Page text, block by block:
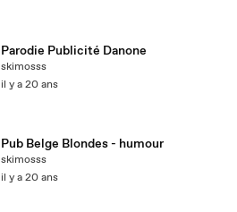
Parodie Publicité Danone
skimosss
il y a 20 ans
Pub Belge Blondes - humour
skimosss
il y a 20 ans